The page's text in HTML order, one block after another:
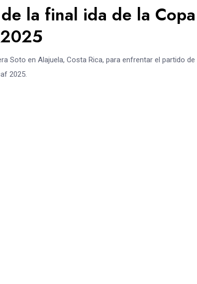
la final ida de la Copa
Soto en Alajuela, Costa Rica, para enfrentar el partido
2025.